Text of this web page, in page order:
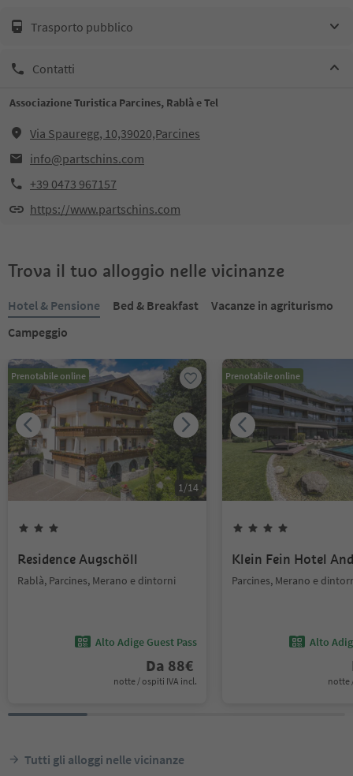
Trasporto pubblico
Contatti
Associazione Turistica Parcines, Rablà e Tel
Via Spauregg, 10,39020,Parcines
info@partschins.com
+39 0473 967157
https://www.partschins.com
Trova il tuo alloggio nelle vicinanze
Hotel & Pensione Bed & Breakfast
Vacanze in agriturismo
Campeggio
Prenotabile online
1/14
Residence Augschöll
Rablà, Parcines, Merano e dintorni
Alto Adige Guest Pass
Da 88€
notte / ospiti IVA incl.
Prenotabile online
Klein Fein Hotel
Parcines, Merano e
Alto
notte
Tutti gli alloggi nelle vicinanze